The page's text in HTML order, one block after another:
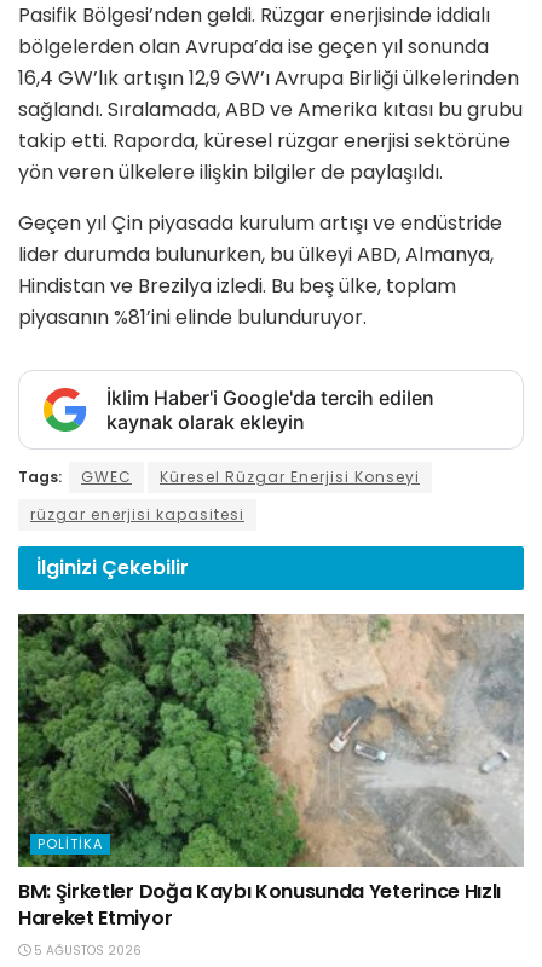
Pasifik Bölgesi’nden geldi. Rüzgar enerjisinde iddialı
bölgelerden olan Avrupa’da ise geçen yıl sonunda
16,4 GW’lık artışın 12,9 GW’ı Avrupa Birliği ülkelerinden
sağlandı. Sıralamada, ABD ve Amerika kıtası bu grubu
takip etti. Raporda, küresel rüzgar enerjisi sektörüne
yön veren ülkelere ilişkin bilgiler de paylaşıldı.
Geçen yıl Çin piyasada kurulum artışı ve endüstride
lider durumda bulunurken, bu ülkeyi ABD, Almanya,
Hindistan ve Brezilya izledi. Bu beş ülke, toplam
piyasanın %81’ini elinde bulunduruyor.
İklim Haber'i Google'da tercih edilen
kaynak olarak ekleyin
Tags: GWEC
Küresel Rüzgar Enerjisi Konseyi
rüzgar enerjisi kapasitesi
İlginizi Çekebilir
POLITIKA
BM: Şirketler Doğa Kaybı Konusunda Yeterince Hızlı
Hareket Etmiyor
5 AĞUSTOS 2026